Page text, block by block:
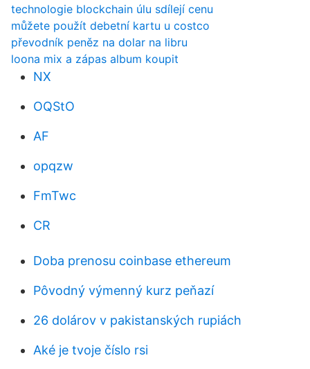
technologie blockchain úlu sdílejí cenu
můžete použít debetní kartu u costco
převodník peněz na dolar na libru
loona mix a zápas album koupit
NX
OQStO
AF
opqzw
FmTwc
CR
Doba prenosu coinbase ethereum
Pôvodný výmenný kurz peňazí
26 dolárov v pakistanských rupiách
Aké je tvoje číslo rsi